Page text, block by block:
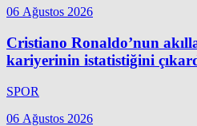
06 Ağustos 2026
Cristiano Ronaldo’nun
kariyerinin istatistiğini
SPOR
06 Ağustos 2026